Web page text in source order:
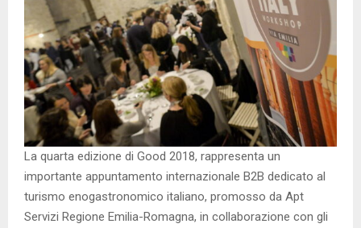
La quarta edizione di Good 2018, rappresenta un
importante appuntamento internazionale B2B dedicato al
turismo enogastronomico italiano, promosso da Apt
Servizi Regione Emilia-Romagna, in collaborazione con gli